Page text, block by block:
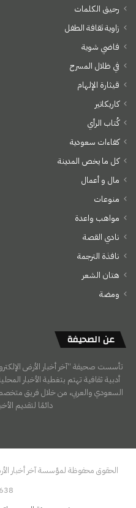
رحيق الكلمات
زاوية ثقافة الطفل
فاضي شوية
في ظلال المسرح
قيثارة الإلهام
كاريكاتير
كُتاب الرأي
كفاءات سعودية
كل ما يخص المدينة
مال و أعمال
منوعات
مواهب واعدة
نادي القصة
نافذة الترجمة
هتان الشعر
ومضة
عن الصحيفة
أدبية ثقافية تهتم بتغطية الأخبار
السعودي والعربي، من خلال فريق
دائمًا لتقديم
الحقوق محفوظة لمؤسسة آخر أخبار